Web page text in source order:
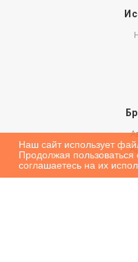
Наш сайт использует
Продолжая пользоваться
соглашаетесь на их